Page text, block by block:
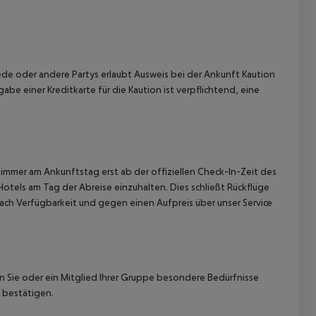
oder andere Partys erlaubt Ausweis bei der Ankunft Kaution
einer Kreditkarte für die Kaution ist verpflichtend, eine
am Ankunftstag erst ab der offiziellen Check-In-Zeit des
am Tag der Abreise einzuhalten. Dies schließt Rückflüge
Verfügbarkeit und gegen einen Aufpreis über unser Service
oder ein Mitglied Ihrer Gruppe besondere Bedürfnisse
bestätigen.